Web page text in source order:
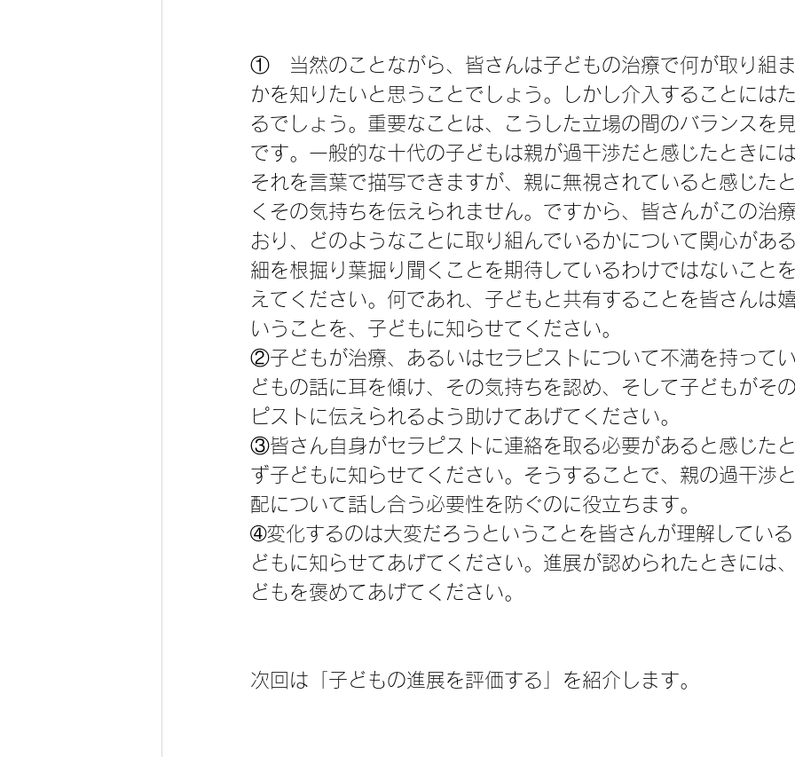
①　当然のことながら、皆さんは子どもの治療で何が取り組
かを知りたいと思うことでしょう。しかし介入することには
るでしょう。重要なことは、こうした立場の間のバランスを
です。一般的な十代の子どもは親が過干渉だと感じたときに
それを言葉で描写できますが、親に無視されていると感じた
くその気持ちを伝えられません。ですから、皆さんがこの治
おり、どのようなことに取り組んでいるかについて関心があ
細を根掘り葉掘り聞くことを期待しているわけではないこと
えてください。何であれ、子どもと共有することを皆さんは
いうことを、子どもに知らせてください。
②子どもが治療、あるいはセラピストについて不満を持って
どもの話に耳を傾け、その気持ちを認め、そして子どもがそ
ピストに伝えられるよう助けてあげてください。
③皆さん自身がセラピストに連絡を取る必要があると感じた
ず子どもに知らせてください。そうすることで、親の過干渉
配について話し合う必要性を防ぐのに役立ちます。
➃変化するのは大変だろうということを皆さんが理解してい
どもに知らせてあげてください。進展が認められたときには
どもを褒めてあげてください。
次回は「子どもの進展を評価する」を紹介します。